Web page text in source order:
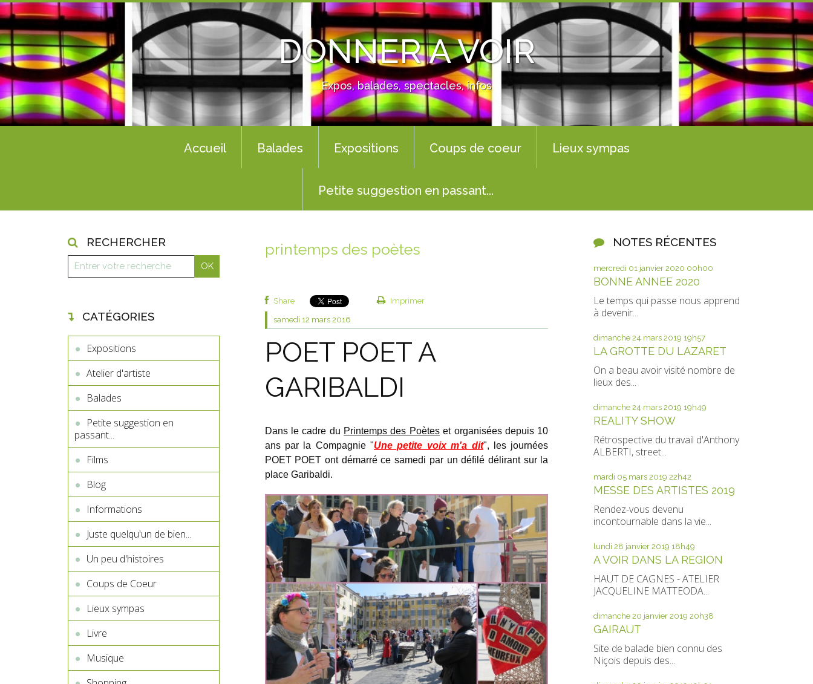
DONNER A VOIR
Expos, balades, spectacles, infos
Accueil Balades Expositions Coups de coeur Lieux sympas
Petite suggestion en passant...
RECHERCHER
CATÉGORIES
Expositions
Atelier d'artiste
Balades
Petite suggestion en
passant...
Films
Blog
Informations
Juste quelqu'un de bien...
Un peu d'histoires
Coups de Coeur
Lieux sympas
Livre
Musique
printemps des poètes
Share Imprimer
samedi 12 mars 2016
POET POET A
GARIBALDI
Dans le cadre du Printemps des Poèteset organisées depuis 10
ans par la Compagnie "Une petite voix m'a dit", les journées
POET POET ont démarré ce samedi par un défilé délirant sur la
place Garibaldi.
NOTES RÉCENTES
mercredi 01 janvier 2020 00h00
BONNE ANNEE 2020
Le temps qui passe nous apprend
à devenir...
dimanche 24 mars 2019 19h57
LA GROTTE DU LAZARET
On a beau avoir visité nombre de
lieux des...
dimanche 24 mars 2019 19h49
REALITY SHOW
Rétrospective du travail d'Anthony
ALBERTI, street...
mardi 05 mars 2019 22h42
MESSE DES ARTISTES 2019
Rendez-vous devenu
incontournable dans la vie...
lundi 28 janvier 2019 18h49
A VOIR DANS LA REGION
HAUT DE CAGNES - ATELIER
JACQUELINE MATTEODA...
dimanche 20 janvier 2019 20h38
GAIRAUT
Site de balade bien connu des
Niçois depuis des...